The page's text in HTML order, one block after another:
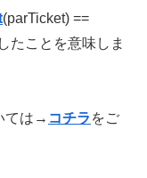
(parTicket) ==
たことを意味しま
ては→ コチラ をご